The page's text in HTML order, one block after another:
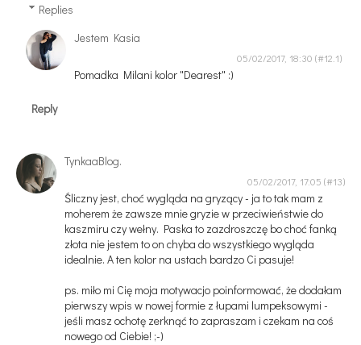
Replies
Jestem Kasia
05/02/2017, 18:30
Pomadka Milani kolor "Dearest" :)
Reply
TynkaaBlog.
05/02/2017, 17:05
Śliczny jest, choć wygląda na gryzący - ja to tak mam z
moherem że zawsze mnie gryzie w przeciwieństwie do
kaszmiru czy wełny. Paska to zazdroszczę bo choć fanką
złota nie jestem to on chyba do wszystkiego wygląda
idealnie. A ten kolor na ustach bardzo Ci pasuje!
ps. miło mi Cię moja motywacjo poinformować, że dodałam
pierwszy wpis w nowej formie z łupami lumpeksowymi -
jeśli masz ochotę zerknąć to zapraszam i czekam na coś
nowego od Ciebie! ;-)